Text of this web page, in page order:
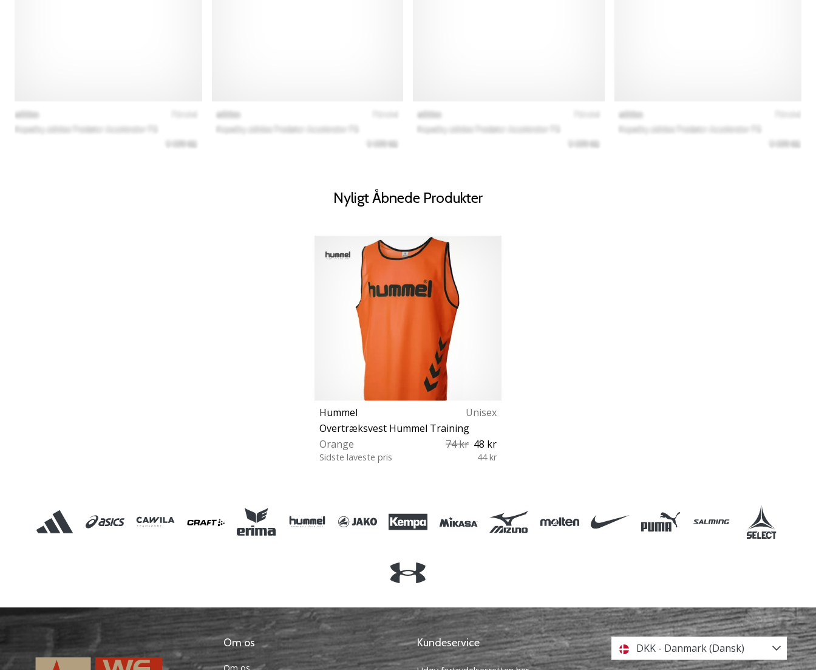
Nyligt Åbnede Produkter
Hummel
Unisex
Overtræksvest Hummel Training
Orange
74 kr 48 kr
Sidste laveste pris 44 kr
Om os Kundeservice DKK - Danmark (Dansk)